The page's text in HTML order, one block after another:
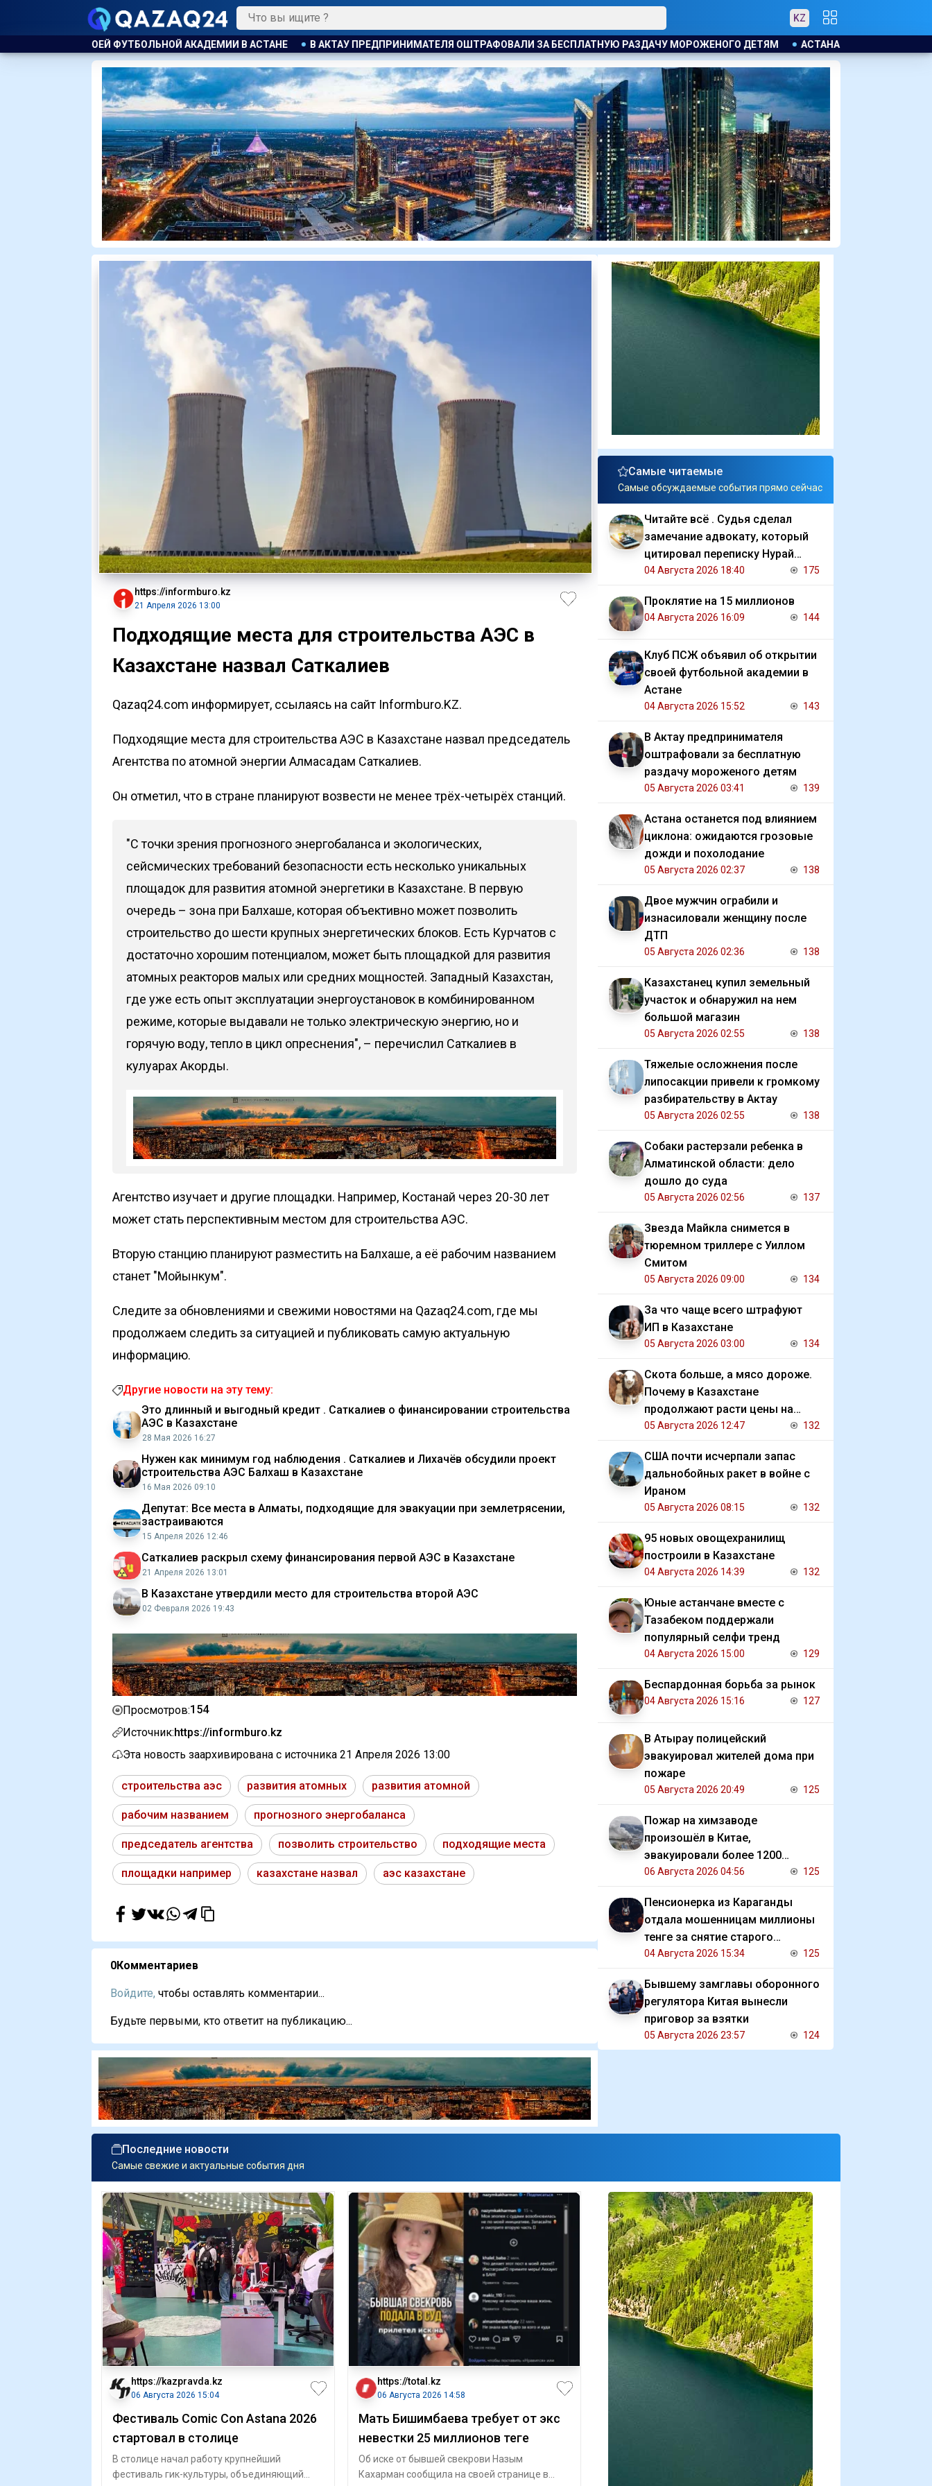
KZ
В АСТАНЕ В АКТАУ ПРЕДПРИНИМАТЕЛЯ ОШТРАФОВАЛИ ЗА БЕСПЛАТНУЮ РАЗДАЧУ МОРОЖЕНОГО ДЕТЯМ АСТАНА ОСТАНЕТСЯ ПОД ВЛИЯНИЕМ ЦИКЛОНА: ОЖИДАЮТСЯ
https://informburo.kz
21 Апреля 2026 13:00
Подходящие места для строительства АЭС в
Казахстане назвал Саткалиев
Qazaq24.com информирует, ссылаясь на сайт Informburo.KZ.
Подходящие места для строительства АЭС в Казахстане назвал председатель
Агентства по атомной энергии Алмасадам Саткалиев.
Он отметил, что в стране планируют возвести не менее трёх-четырёх станций.
"С точки зрения прогнозного энергобаланса и экологических,
сейсмических требований безопасности есть несколько уникальных
площадок для развития атомной энергетики в Казахстане. В первую
очередь – зона при Балхаше, которая объективно может позволить
строительство до шести крупных энергетических блоков. Есть Курчатов с
достаточно хорошим потенциалом, может быть площадкой для развития
атомных реакторов малых или средних мощностей. Западный Казахстан,
где уже есть опыт эксплуатации энергоустановок в комбинированном
режиме, которые выдавали не только электрическую энергию, но и
горячую воду, тепло в цикл опреснения", – перечислил Саткалиев в
кулуарах Акорды.
Агентство изучает и другие площадки. Например, Костанай через 20-30 лет
может стать перспективным местом для строительства АЭС.
Вторую станцию планируют разместить на Балхаше, а её рабочим названием
станет "Мойынкум".
Следите за обновлениями и свежими новостями на Qazaq24.com, где мы
продолжаем следить за ситуацией и публиковать самую актуальную
информацию.
Другие новости на эту тему:
Это длинный и выгодный кредит . Саткалиев о финансировании строительства
АЭС в Казахстане
28 Мая 2026 16:27
Нужен как минимум год наблюдения . Саткалиев и Лихачёв обсудили проект
строительства АЭС Балхаш в Казахстане
16 Мая 2026 09:10
Депутат: Все места в Алматы, подходящие для эвакуации при землетрясении,
застраиваются
15 Апреля 2026 12:46
Саткалиев раскрыл схему финансирования первой АЭС в Казахстане
21 Апреля 2026 13:01
В Казахстане утвердили место для строительства второй АЭС
02 Февраля 2026 19:43
Просмотров:154
Источник:https://informburo.kz
Эта новость заархивирована с источника 21 Апреля 2026 13:00
строительства аэс развития атомных развития атомной
рабочим названием прогнозного энергобаланса
председатель агентства позволить строительство подходящие места
площадки например казахстане назвал аэс казахстане
0Комментариев
Войдите, чтобы оставлять комментарии...
Будьте первыми, кто ответит на публикацию...
Самые читаемые
Самые обсуждаемые события прямо сейчас
Читайте всё . Судья сделал
замечание адвокату, который
цитировал переписку Нурай
Серикбай с обвиняемым
04 Августа 2026 18:40 175
Проклятие на 15 миллионов
04 Августа 2026 16:09 144
Клуб ПСЖ объявил об открытии
своей футбольной академии в
Астане
04 Августа 2026 15:52 143
В Актау предпринимателя
оштрафовали за бесплатную
раздачу мороженого детям
05 Августа 2026 03:41 139
Астана останется под влиянием
циклона: ожидаются грозовые
дожди и похолодание
05 Августа 2026 02:37 138
Двое мужчин ограбили и
изнасиловали женщину после
ДТП
05 Августа 2026 02:36 138
Казахстанец купил земельный
участок и обнаружил на нем
большой магазин
05 Августа 2026 02:55 138
Тяжелые осложнения после
липосакции привели к громкому
разбирательству в Актау
05 Августа 2026 02:55 138
Собаки растерзали ребенка в
Алматинской области: дело
дошло до суда
05 Августа 2026 02:56 137
Звезда Майкла снимется в
тюремном триллере с Уиллом
Смитом
05 Августа 2026 09:00 134
За что чаще всего штрафуют
ИП в Казахстане
05 Августа 2026 03:00 134
Скота больше, а мясо дороже.
Почему в Казахстане
продолжают расти цены на
баранину и конину
05 Августа 2026 12:47 132
США почти исчерпали запас
дальнобойных ракет в войне с
Ираном
05 Августа 2026 08:15 132
95 новых овощехранилищ
построили в Казахстане
04 Августа 2026 14:39 132
Юные астанчане вместе с
Тазабеком поддержали
популярный селфи тренд
04 Августа 2026 15:00 129
Беспардонная борьба за рынок
04 Августа 2026 15:16 127
В Атырау полицейский
эвакуировал жителей дома при
пожаре
05 Августа 2026 20:49 125
Пожар на химзаводе
произошёл в Китае,
эвакуировали более 1200
человек
06 Августа 2026 04:56 125
Пенсионерка из Караганды
отдала мошенницам миллионы
тенге за снятие старого
проклятия
04 Августа 2026 15:34 125
Бывшему замглавы оборонного
регулятора Китая вынесли
приговор за взятки
05 Августа 2026 23:57 124
Последние новости
Самые свежие и актуальные события дня
https://kazpravda.kz
06 Августа 2026 15:04
Фестиваль Comic Con Astana 2026
стартовал в столице
В столице начал работу крупнейший
фестиваль гик-культуры, объединяющий
https://total.kz
06 Августа 2026 14:58
Мать Бишимбаева требует от экс
невестки 25 миллионов теңге
Об иске от бывшей свекрови Назым
Кахарман сообщила на своей странице в